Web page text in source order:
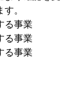
。
る事業
る事業
る事業